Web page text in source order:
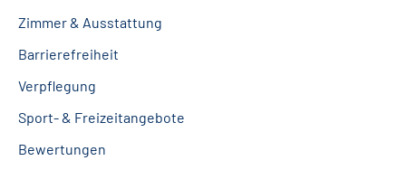
Sozialdienste & Zuweisende
Zimmer & Ausstattung
Barrierefreiheit
Verpflegung
Sport- & Freizeitangebote
Bewertungen